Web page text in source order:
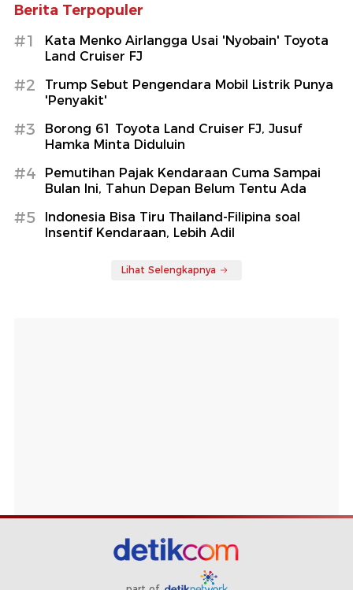
Berita Terpopuler
#1
Kata Menko Airlangga Usai 'Nyobain' Toyota
Land Cruiser FJ
#2
Trump Sebut Pengendara Mobil Listrik Punya
'Penyakit'
#3
Borong 61 Toyota Land Cruiser FJ, Jusuf
Hamka Minta Diduluin
#4
Pemutihan Pajak Kendaraan Cuma Sampai
Bulan Ini, Tahun Depan Belum Tentu Ada
#5
Indonesia Bisa Tiru Thailand-Filipina soal
Insentif Kendaraan, Lebih Adil
Lihat Selengkapnya